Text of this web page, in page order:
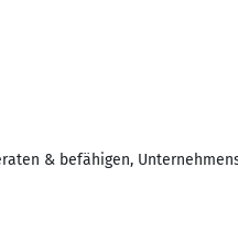
& befähigen,